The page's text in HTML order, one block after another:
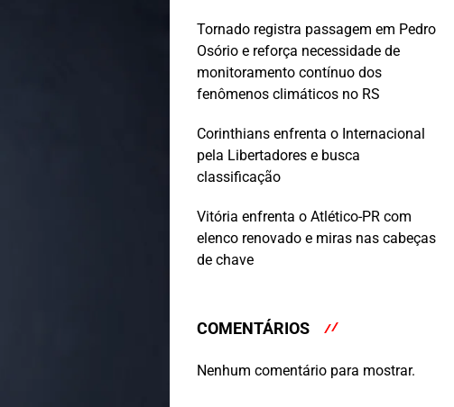
Tornado registra passagem em Pedro
Osório e reforça necessidade de
monitoramento contínuo dos
fenômenos climáticos no RS
Corinthians enfrenta o Internacional
pela Libertadores e busca
classificação
Vitória enfrenta o Atlético-PR com
elenco renovado e miras nas cabeças
de chave
COMENTÁRIOS
Nenhum comentário para mostrar.